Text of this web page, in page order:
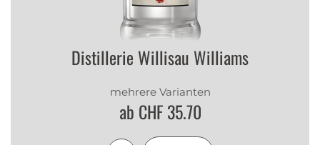
Distillerie Willisau Williams
mehrere Varianten
ab CHF 35.70